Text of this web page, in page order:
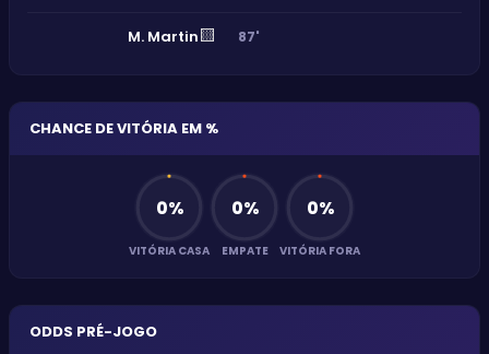
M. Martin🟨 87'
CHANCE DE VITÓRIA EM %
0%
VITÓRIA CASA
0%
EMPATE
0%
VITÓRIA FORA
ODDS PRÉ-JOGO